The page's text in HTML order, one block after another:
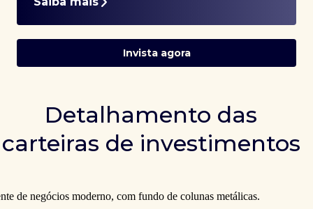
Invista agora
Detalhamento das
carteiras de investimentos